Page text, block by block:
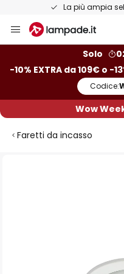
La più ampia
Salta
al
Solo
-10% EXTRA da 109€ o -
Codice:
Wow
Faretti da incasso